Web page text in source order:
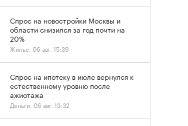
Спрос на новостройки Москвы и
области снизился за год почти на
20%
Жилье, 06 авг, 15:39
Спрос на ипотеку в июле вернулся к
естественному уровню после
ажиотажа
Деньги, 06 авг, 13:32